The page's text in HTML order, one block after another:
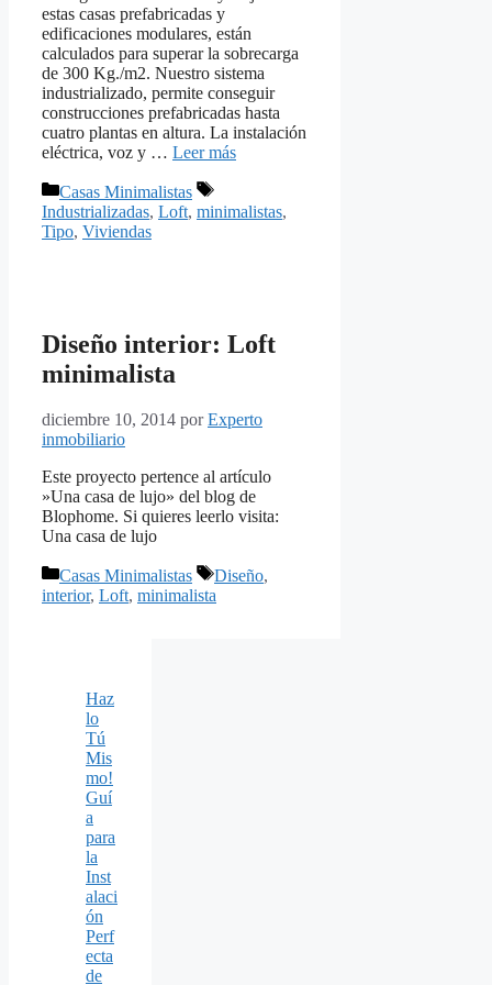
estas casas prefabricadas y
edificaciones modulares, están
calculados para superar la sobrecarga
de 300 Kg./m2. Nuestro sistema
industrializado, permite conseguir
construcciones prefabricadas hasta
cuatro plantas en altura. La instalación
eléctrica, voz y … Leer más
Categorías
Casas Minimalistas
Etiquetas
Industrializadas, Loft, minimalistas,
Tipo, Viviendas
Diseño interior: Loft
minimalista
diciembre 10, 2014 porExperto
inmobiliario
Este proyecto pertence al artículo
»Una casa de lujo» del blog de
Blophome. Si quieres leerlo visita:
Una casa de lujo
Categorías
Casas Minimalistas Etiquetas
Diseño,
interior, Loft, minimalista
Haz
lo
Tú
Mis
mo!
Guí
a
para
la
Inst
alaci
ón
Perf
ecta
de